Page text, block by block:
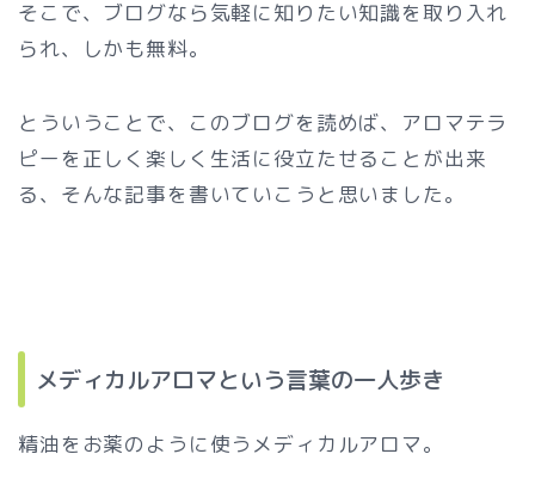
そこで、ブログなら気軽に知りたい知識を取り入れ
られ、しかも無料。
とういうことで、このブログを読めば、アロマテラ
ピーを正しく楽しく生活に役立たせることが出来
る、そんな記事を書いていこうと思いました。
メディカルアロマという言葉の一人歩き
精油をお薬のように使うメディカルアロマ。